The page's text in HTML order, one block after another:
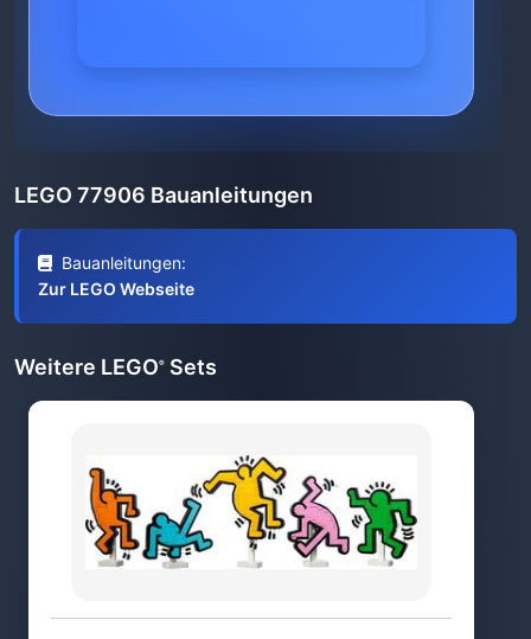
LEGO 77906 Bauanleitungen
Bauanleitungen:
Zur LEGO Webseite
Weitere LEGO® Sets